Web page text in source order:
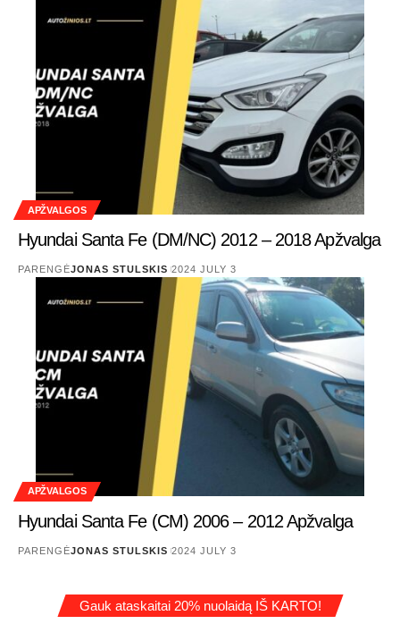
APŽVALGOS
Hyundai Santa Fe (DM/NC) 2012 – 2018 Apžvalga
PARENGĖJONAS STULSKIS 2024 JULY 3
APŽVALGOS
Hyundai Santa Fe (CM) 2006 – 2012 Apžvalga
PARENGĖJONAS STULSKIS 2024 JULY 3
Gauk ataskaitai 20% nuolaidą IŠ KARTO!